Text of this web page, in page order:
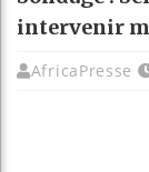
intervenir
AfricaPresse